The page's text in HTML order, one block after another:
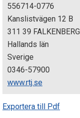
k
t
i
o
n
e
556714-0776
Kanslistvägen 12 B
311 39 FALKENBERG
Hallands län
Sverige
0346-57900
www.rtj.se
Exportera till Pdf